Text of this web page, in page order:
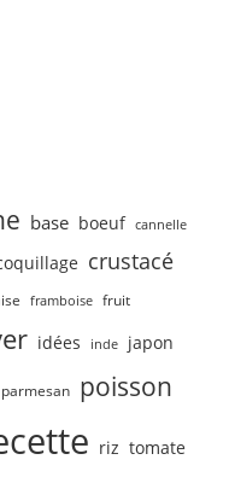
base boeuf cannelle
crustacé
framboise fruit
idées inde japon
parmesan poisson
riz tomate